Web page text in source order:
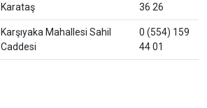
Karataş
36 26
Karşıyaka Mahallesi Sahil
Caddesi
0 (554) 159
44 01